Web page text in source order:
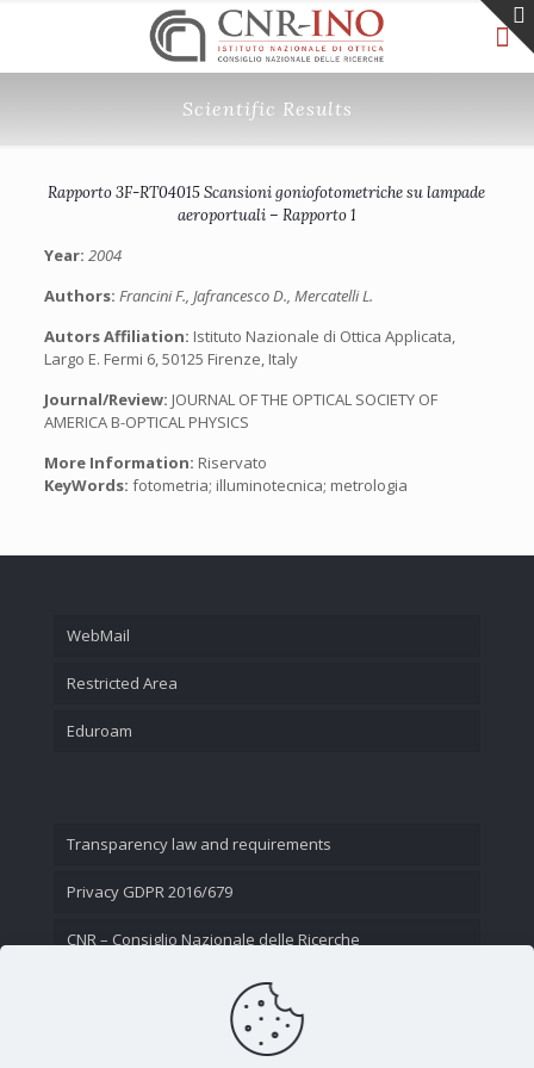
Scientific Results
Rapporto 3F-RT04015 Scansioni goniofotometriche su lampade
aeroportuali – Rapporto 1
Year: 2004
Authors: Francini F., Jafrancesco D., Mercatelli L.
Autors Affiliation: Istituto Nazionale di Ottica Applicata,
Largo E. Fermi 6, 50125 Firenze, Italy
Journal/Review: JOURNAL OF THE OPTICAL SOCIETY OF
AMERICA B-OPTICAL PHYSICS
More Information: Riservato
KeyWords: fotometria; illuminotecnica; metrologia
WebMail
Restricted Area
Eduroam
Transparency law and requirements
Privacy GDPR 2016/679
CNR – Consiglio Nazionale delle Ricerche